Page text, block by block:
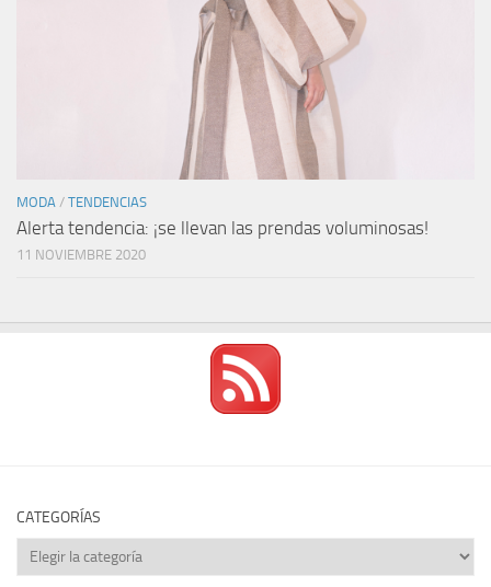
MODA / TENDENCIAS
Alerta tendencia: ¡se llevan las prendas voluminosas!
11 NOVIEMBRE 2020
CATEGORÍAS
Categorías